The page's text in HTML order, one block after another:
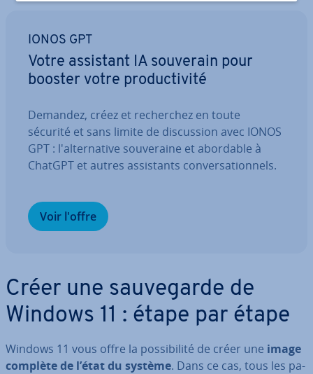
IONOS GPT
Votre assistant IA souverain pour
booster votre pro­duc­ti­vité
Demandez, créez et re­cher­chez en toute
sécurité et sans limite de dis­cus­sion avec IONOS
GPT : l'al­ter­na­tive sou­ve­raine et abordable à
ChatGPT et autres as­sis­tants con­ver­sa­tion­nels.
Voir l'offre
Créer une sau­ve­garde de
Windows 11 : étape par étape
Windows 11 vous offre la pos­si­bi­lité de créer une image
complète de l’état du système. Dans ce cas, tous les pa­